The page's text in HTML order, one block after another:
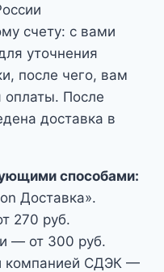
счету: с вами
уточнения
после чего, вам
оплаты. После
доставка в
способами:
Доставка».
270 руб.
— от 300 руб.
компанией СДЭК —